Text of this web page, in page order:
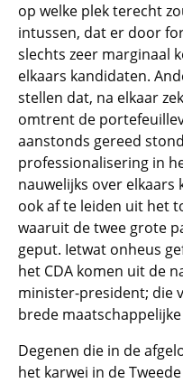
op welke plek terecht
intussen, dat er door
slechts zeer marginaal
elkaars kandidaten.
stellen dat, na elkaar
omtrent de
aanstonds gereed
professionalisering in
nauwelijks over elkaars
ook af te leiden uit het
waaruit de twee grote
geput. Ietwat onheus
het CDA komen uit de
minister-president; die
brede
Degenen die in de
het karwei in de